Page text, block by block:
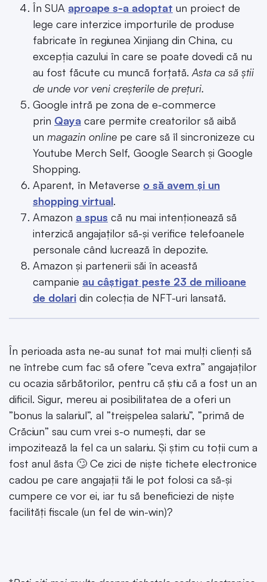
În SUA aproape s-a adoptat un proiect de
lege care interzice importurile de produse
fabricate în regiunea Xinjiang din China, cu
excepția cazului în care se poate dovedi că nu
au fost făcute cu muncă forțată. Asta ca să știi
de unde vor veni creșterile de prețuri.
Google intră pe zona de e-commerce
prin Qaya care permite creatorilor să aibă
un magazin online pe care să îl sincronizeze cu
Youtube Merch Self, Google Search și Google
Shopping.
Aparent, în Metaverse o să avem și un
shopping virtual.
Amazon a spus că nu mai intenționează să
interzică angajaților să-și verifice telefoanele
personale când lucrează în depozite.
Amazon și partenerii săi în această
campanie au câștigat peste 23 de milioane
de dolari din colecția de NFT-uri lansată.
În perioada asta ne-au sunat tot mai mulți clienți să
ne întrebe cum fac să ofere ”ceva extra” angajaților
cu ocazia sărbătorilor, pentru că știu că a fost un an
dificil. Sigur, mereu ai posibilitatea de a oferi un
”bonus la salariul”, al ”treișpelea salariu”, ”primă de
Crăciun” sau cum vrei s-o numești, dar se
impozitează la fel ca un salariu. Și știm cu toții cum a
fost anul ăsta 🙄 Ce zici de niște tichete electronice
cadou pe care angajații tăi le pot folosi ca să-și
cumpere ce vor ei, iar tu să beneficiezi de niște
facilități fiscale (un fel de win-win)?